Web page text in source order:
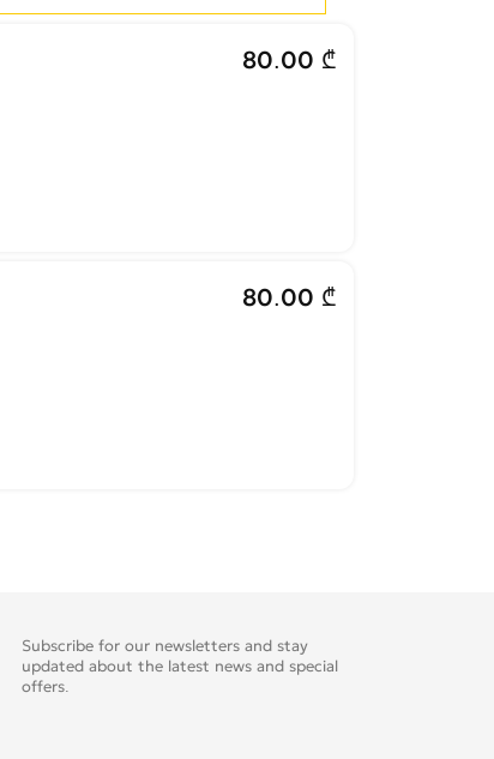
80.00 ₾
80.00 ₾
Subscribe for our newsletters and stay
updated about the latest news and special
offers.